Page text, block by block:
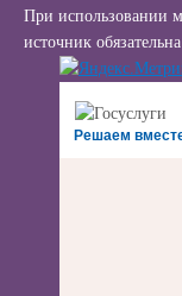
При использовании
источник обязательна
Решаем